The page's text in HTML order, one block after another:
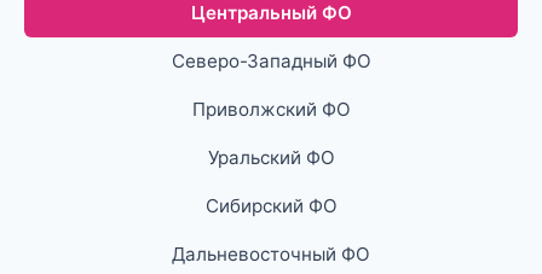
Центральный ФО
Северо-Западный ФО
Приволжский ФО
Уральский ФО
Сибирский ФО
Дальневосточный ФО